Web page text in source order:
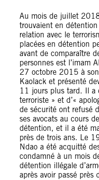
Au mois de juillet
trouvaient en
relation avec le
placées en détention
avant de comparaître
personnes est l’imam
27 octobre 2015 à
Kaolack et présenté
11 jours plus tard. Il a
terroriste » et d’«
de sécurité ont refusé
ses avocats au cours
détention, et il a été
près de trois ans. Le
Ndao a été acquitté
condamné à un mois
détention illégale
après avoir passé près